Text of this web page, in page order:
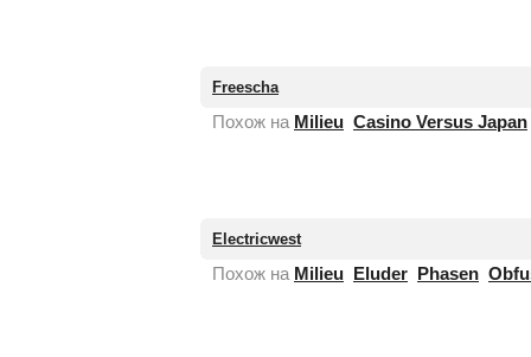
Freescha
Похож на Milieu Casino Versus Japan
Electricwest
Похож на Milieu Eluder Phasen